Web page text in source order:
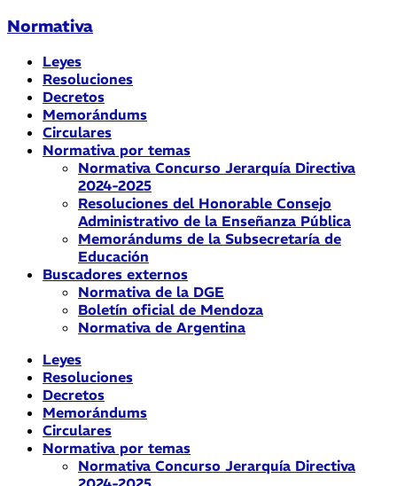
Normativa
Leyes
Resoluciones
Decretos
Memorándums
Circulares
Normativa por temas
Normativa Concurso Jerarquía Directiva
2024-2025
Resoluciones del Honorable Consejo
Administrativo de la Enseñanza Pública
Memorándums de la Subsecretaría de
Educación
Buscadores externos
Normativa de la DGE
Boletín oficial de Mendoza
Normativa de Argentina
Leyes
Resoluciones
Decretos
Memorándums
Circulares
Normativa por temas
Normativa Concurso Jerarquía Directiva